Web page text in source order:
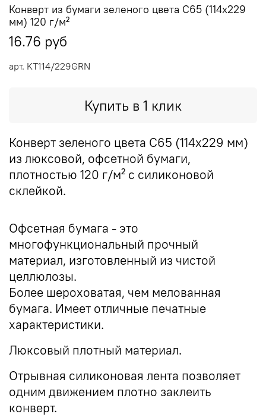
арт. KT114/229GRN
Конверт из бумаги зеленого цвета C65 (114х229
мм) 120 г/м²
16.76 руб
Купить в 1 клик
Конверт зеленого цвета C65 (114х229 мм)
из люксовой, офсетной бумаги,
плотностью 120 г/м² с силиконовой
склейкой.
Офсетная бумага - это
многофункциональный прочный
материал, изготовленный из чистой
целлюлозы.
Более шероховатая, чем мелованная
бумага. Имеет отличные печатные
характеристики.
Люксовый плотный материал.
Отрывная силиконовая лента позволяет
одним движением плотно заклеить
конверт.